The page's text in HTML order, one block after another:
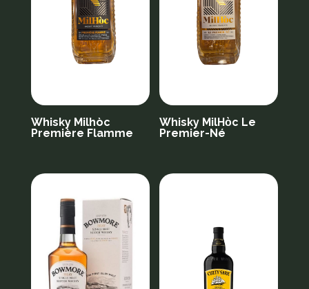
Whisky Milhòc
Première Flamme
Whisky MilHὸc Le
Premier-Né